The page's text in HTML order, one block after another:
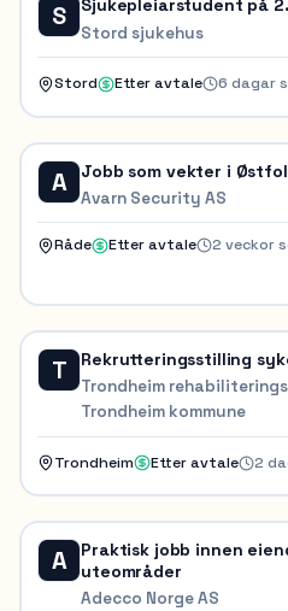
S Sjukepleiarstudent på
Stord sjukehus
Stord Etter avtale 6 dagar
A Jobb som vekter i
Avarn Security AS
Råde Etter avtale
2 veckor
T Rekrutteringsstilling
Trondheim
Trondheim kommune
Trondheim Etter avtale 2
A
Praktisk jobb innen
uteområder
Adecco Norge AS